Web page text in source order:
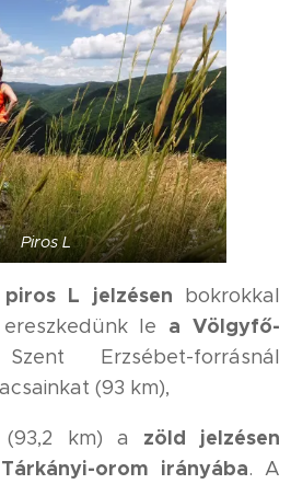
Piros L
L jelzésen bokrokkal
le a Völgyfő-
Erzsébet-forrásnál
(93 km),
(93,2 km) a zöld jelzésen
Tárkányi-orom irányába. A